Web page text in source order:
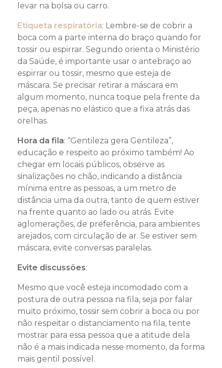
levar na bolsa ou carro.
Etiqueta respiratória: Lembre-se de cobrir a
boca com a parte interna do braço quando for
tossir ou espirrar. Segundo orienta o Ministério
da Saúde, é importante usar o antebraço ao
espirrar ou tossir, mesmo que esteja de
máscara. Se precisar retirar a máscara em
algum momento, nunca toque pela frente da
peça, apenas no elástico que a fixa atrás das
orelhas.
Hora da fila: “Gentileza gera Gentileza”,
educação e respeito ao próximo também! Ao
chegar em locais públicos, observe as
sinalizações no chão, indicando a distância
mínima entre as pessoas, a um metro de
distância uma da outra, tanto de quem estiver
na frente quanto ao lado ou atrás. Evite
aglomerações, de preferência, para ambientes
arejados, com circulação de ar. Se estiver sem
máscara, evite conversas paralelas.
Evite discussões:
Mesmo que você esteja incomodado com a
postura de outra pessoa na fila, seja por falar
muito próximo, tossir sem cobrir a boca ou por
não respeitar o distanciamento na fila, tente
mostrar para essa pessoa que a atitude dela
não é a mais indicada nesse momento, da forma
mais gentil possível.